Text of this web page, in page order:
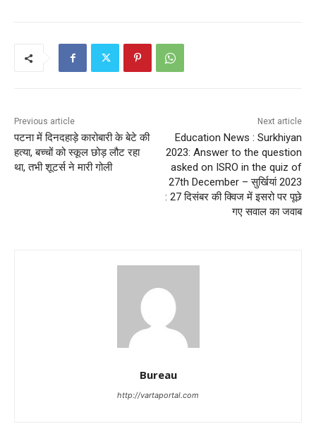
Previous article
पटना में दिनदहाड़े कारोबारी के बेटे की
हत्या, बच्चों को स्कूल छोड़ लौट रहा
था, तभी शूटर्स ने मारी गोली
Next article
Education News : Surkhiyan
2023: Answer to the question
asked on ISRO in the quiz of
27th December – सुर्खियां 2023
: 27 दिसंबर की क्विज में इसरो पर पूछे
गए सवाल का जवाब
Bureau
http://vartaportal.com